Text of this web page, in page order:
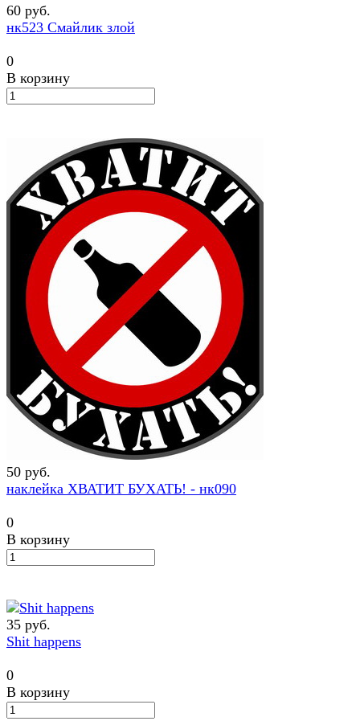
60 руб.
нк523 Смайлик злой
0
В корзину
50 руб.
наклейка ХВАТИТ БУХАТЬ! - нк090
0
В корзину
35 руб.
Shit happens
0
В корзину